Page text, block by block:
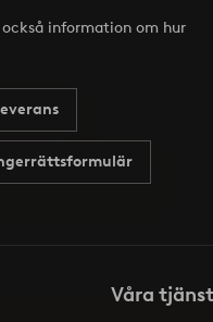
information om hur
Våra